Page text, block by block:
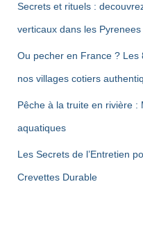
Secrets et rituels :
verticaux dans les Pyrenees
Ou pecher en France ?
nos villages cotiers
Pêche à la truite en rivière :
aquatiques
Les Secrets de l’Entretien
Crevettes Durable